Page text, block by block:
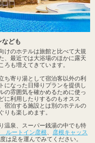
なども
けのホテルは旅館と比べて大規
、最近では大浴場のほかに露天
も増えてきています。
ち寄り湯として宿泊客以外の利
になった日帰りプランを提供し
の雰囲気を確かめるために使っ
に利用したりするのもオスス
宿泊する施設とは別のホテルの
りも楽しめます。
温泉、スーパー銭湯の中でも特
ルートイン彦根
彦根キャッス
は足を運んでみてください。